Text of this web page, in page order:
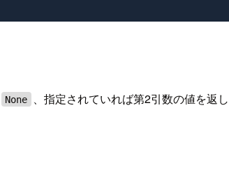
None 、指定されていれば第2引数の値を返